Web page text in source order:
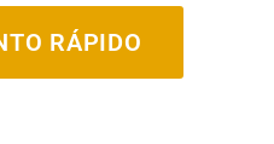
RÁPIDO